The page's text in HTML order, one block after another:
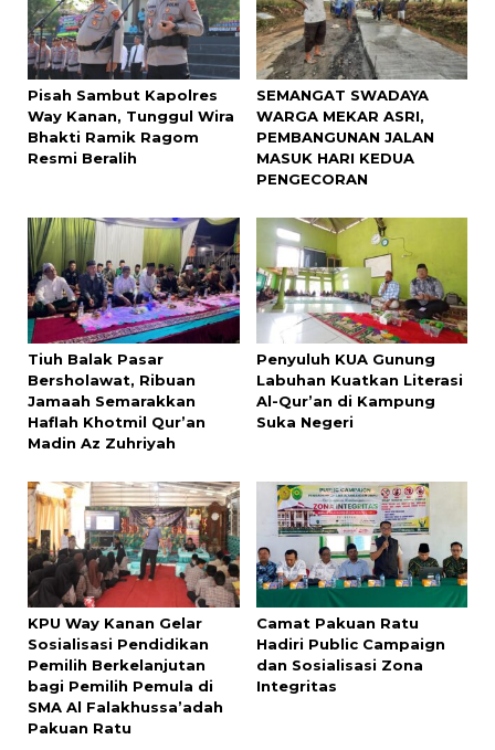
Pisah Sambut Kapolres
Way Kanan, Tunggul Wira
Bhakti Ramik Ragom
Resmi Beralih
SEMANGAT SWADAYA
WARGA MEKAR ASRI,
PEMBANGUNAN JALAN
MASUK HARI KEDUA
PENGECORAN
Tiuh Balak Pasar
Bersholawat, Ribuan
Jamaah Semarakkan
Haflah Khotmil Qur’an
Madin Az Zuhriyah
Penyuluh KUA Gunung
Labuhan Kuatkan Literasi
Al-Qur’an di Kampung
Suka Negeri
KPU Way Kanan Gelar
Sosialisasi Pendidikan
Pemilih Berkelanjutan
bagi Pemilih Pemula di
SMA Al Falakhussa’adah
Pakuan Ratu
Camat Pakuan Ratu
Hadiri Public Campaign
dan Sosialisasi Zona
Integritas